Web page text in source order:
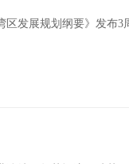
区发展规划纲要》发布3